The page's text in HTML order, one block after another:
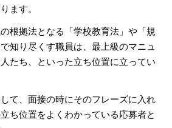
ます。
根拠法となる「学校教育法」や「規
知り尽くす職員は、最上級のマニュ
たち、といった立ち位置に立ってい
て、面接の時にそのフレーズに入れ
ち位置をよくわかっている応募者と